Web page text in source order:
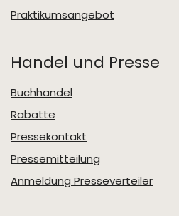
Praktikumsangebot
Handel und Presse
Buchhandel
Rabatte
Pressekontakt
Pressemitteilung
Anmeldung Presseverteiler